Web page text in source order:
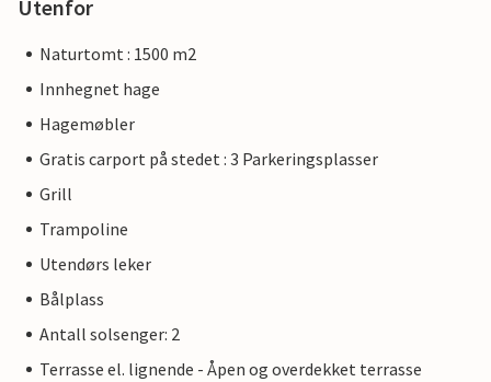
Utenfor
Naturtomt : 1500 m2
Innhegnet hage
Hagemøbler
Gratis carport på stedet : 3 Parkeringsplasser
Grill
Trampoline
Utendørs leker
Bålplass
Antall solsenger: 2
Terrasse el. lignende - Åpen og overdekket terrasse